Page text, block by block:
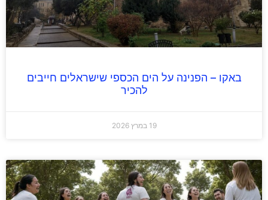
באקו – הפנינה על הים הכספי שישראלים חייבים
להכיר